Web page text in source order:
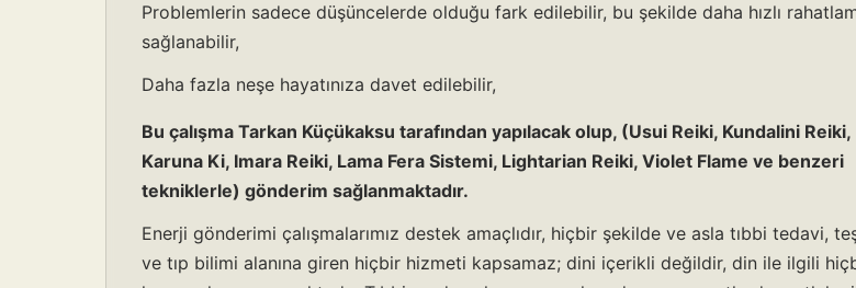
Problemlerin sadece düşüncelerde olduğu fark edilebilir, bu şekilde daha hızlı
sağlanabilir,
Daha fazla neşe hayatınıza davet edilebilir,
Bu çalışma Tarkan Küçükaksu tarafından yapılacak olup, (Usui Reiki, Kundalini Reiki,
Karuna Ki, Imara Reiki, Lama Fera Sistemi, Lightarian Reiki, Violet Flame ve benzeri
tekniklerle) gönderim sağlanmaktadır.
Enerji gönderimi çalışmalarımız destek amaçlıdır, hiçbir şekilde ve asla tıbbi tedavi,
ve tıp bilimi alanına giren hiçbir hizmeti kapsamaz; dini içerikli değildir, din ile ilgili